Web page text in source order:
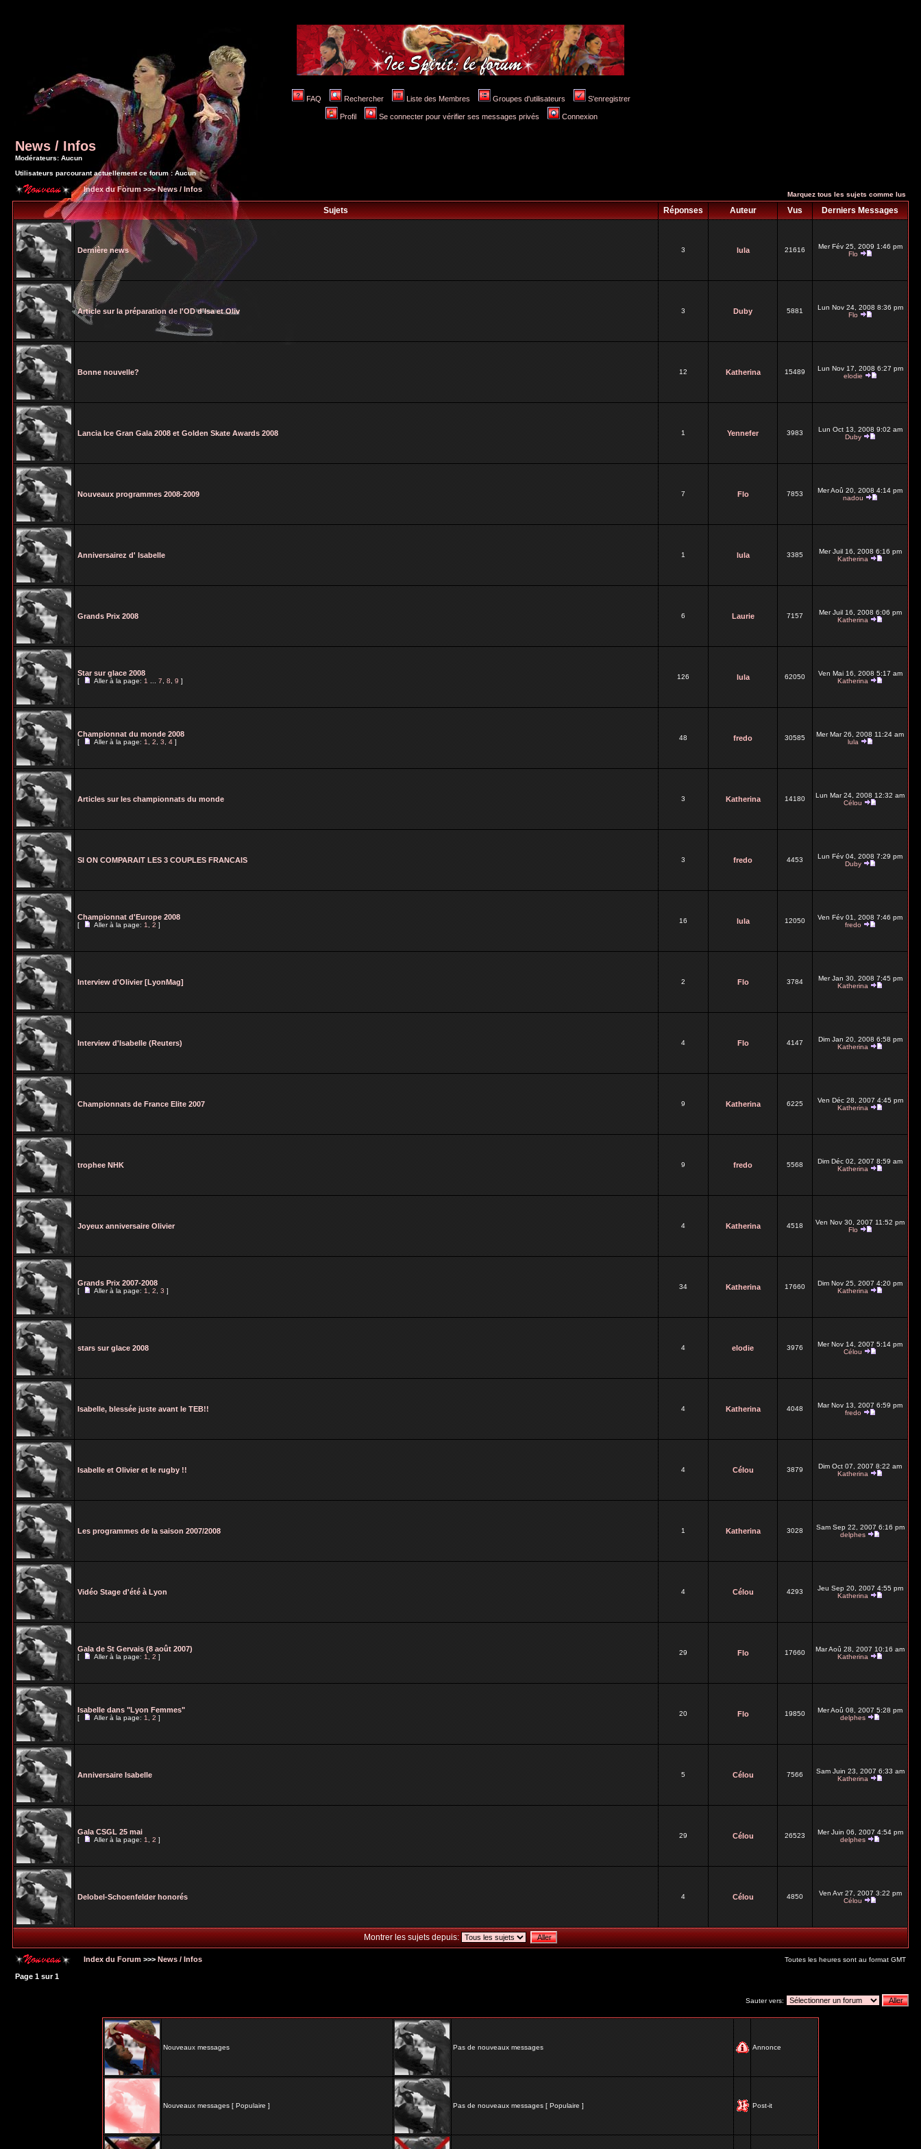
FAQ Rechercher Liste des Membres Groupes d'utilisateurs S'enregistrer
Profil Se connecter pour vérifier ses messages privés Connexion
News / Infos
Modérateurs: Aucun
Utilisateurs parcourant actuellement ce forum : Aucun
Index du Forum >>>News / Infos
Marquez tous les sujets comme lus
Sujets Réponses Auteur Vus Derniers Messages
Dernière news 3 lula 21616
Mer Fév 25, 2009 1:46 pm
Flo
Article sur la préparation de l'OD d'Isa et Oliv 3 Duby 5881
Lun Nov 24, 2008 8:36 pm
Flo
Bonne nouvelle? 12 Katherina 15489
Lun Nov 17, 2008 6:27 pm
elodie
Lancia Ice Gran Gala 2008 et Golden Skate Awards 2008 1 Yennefer 3983
Lun Oct 13, 2008 9:02 am
Duby
Nouveaux programmes 2008-2009 7 Flo 7853
Mer Aoû 20, 2008 4:14 pm
nadou
Anniversairez d' Isabelle 1 lula 3385
Mer Juil 16, 2008 6:16 pm
Katherina
Grands Prix 2008 6 Laurie 7157
Mer Juil 16, 2008 6:06 pm
Katherina
Star sur glace 2008
[ Aller à la page:1...7,8,9]
126 lula 62050
Ven Mai 16, 2008 5:17 am
Katherina
Championnat du monde 2008
[ Aller à la page:1,2,3,4]
48 fredo 30585
Mer Mar 26, 2008 11:24 am
lula
Articles sur les championnats du monde 3 Katherina 14180
Lun Mar 24, 2008 12:32 am
Célou
SI ON COMPARAIT LES 3 COUPLES FRANCAIS 3 fredo 4453
Lun Fév 04, 2008 7:29 pm
Duby
Championnat d'Europe 2008
[ Aller à la page:1,2]
16 lula 12050
Ven Fév 01, 2008 7:46 pm
fredo
Interview d'Olivier [LyonMag] 2 Flo 3784
Mer Jan 30, 2008 7:45 pm
Katherina
Interview d'Isabelle (Reuters) 4 Flo 4147
Dim Jan 20, 2008 6:58 pm
Katherina
Championnats de France Elite 2007 9 Katherina 6225
Ven Déc 28, 2007 4:45 pm
Katherina
trophee NHK 9 fredo 5568
Dim Déc 02, 2007 8:59 am
Katherina
Joyeux anniversaire Olivier 4 Katherina 4518
Ven Nov 30, 2007 11:52 pm
Flo
Grands Prix 2007-2008
[ Aller à la page:1,2,3]
34 Katherina 17660
Dim Nov 25, 2007 4:20 pm
Katherina
stars sur glace 2008 4 elodie 3976
Mer Nov 14, 2007 5:14 pm
Célou
Isabelle, blessée juste avant le TEB!! 4 Katherina 4048
Mar Nov 13, 2007 6:59 pm
fredo
Isabelle et Olivier et le rugby !! 4 Célou 3879
Dim Oct 07, 2007 8:22 am
Katherina
Les programmes de la saison 2007/2008 1 Katherina 3028
Sam Sep 22, 2007 6:16 pm
delphes
Vidéo Stage d'été à Lyon 4 Célou 4293
Jeu Sep 20, 2007 4:55 pm
Katherina
Gala de St Gervais (8 août 2007)
[ Aller à la page:1,2]
29 Flo 17660
Mar Aoû 28, 2007 10:16 am
Katherina
Isabelle dans "Lyon Femmes"
[ Aller à la page:1,2]
20 Flo 19850
Mer Aoû 08, 2007 5:28 pm
delphes
Anniversaire Isabelle 5 Célou 7566
Sam Juin 23, 2007 6:33 am
Katherina
Gala CSGL 25 mai
[ Aller à la page:1,2]
29 Célou 26523
Mer Juin 06, 2007 4:54 pm
delphes
Delobel-Schoenfelder honorés 4 Célou 4850
Ven Avr 27, 2007 3:22 pm
Célou
Montrer les sujets depuis:
Index du Forum >>> News / Infos Toutes les heures sont au format GMT
Page 1 sur1
Sauter vers:
Nouveaux messages Pas de nouveaux messages Annonce
Nouveaux messages [ Populaire ] Pas de nouveaux messages [ Populaire ] Post-it